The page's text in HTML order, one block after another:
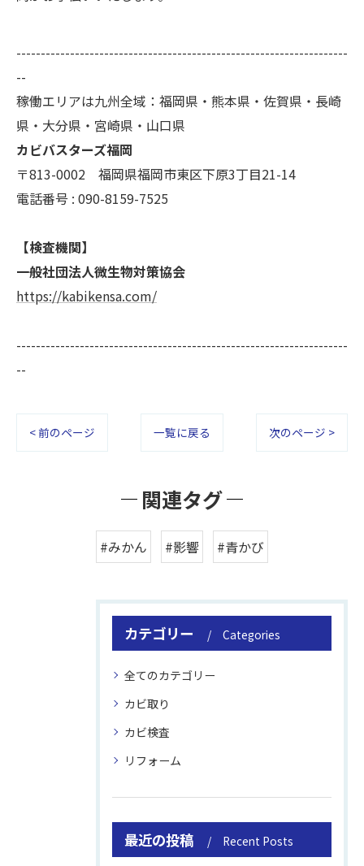
--------------------------------------------------------------------
--
稼働エリアは九州全域：福岡県・熊本県・佐賀県・長崎
県・大分県・宮崎県・山口県
カビバスターズ福岡
〒813-0002 福岡県福岡市東区下原3丁目21-14
電話番号 : 090-8159-7525
【検査機関】
一般社団法人微生物対策協会
https://kabikensa.com/
--------------------------------------------------------------------
--
< 前のページ 一覧に戻る 次のページ >
関連タグ
#みかん #影響 #青かび
カテゴリー Categories
全てのカテゴリー
カビ取り
カビ検査
リフォーム
最近の投稿 Recent Posts